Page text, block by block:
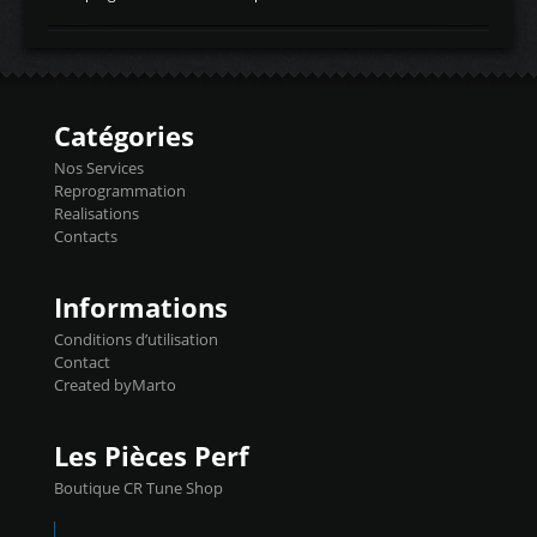
d'admissiontemp ex. pour atmo -30- 80°C
temperaturetemperature ldr moteurtemp
Injecteurs + Flashpro 1370€ TTC Le
précise et performante. Vous pourrez
basculer de la carto sans plomb à Ethanol à
l'aide du flashpro OPTION ECONOMIQUES
Reprog SP 98 sur le calculateur d'origine
450€ TTC Un gain d'environ 10cv et 15nm
Catégories
Nos Services
Reprogrammation
Realisations
Contacts
Informations
Conditions d’utilisation
Contact
Created byMarto
Les Pièces Perf
Boutique CR Tune Shop